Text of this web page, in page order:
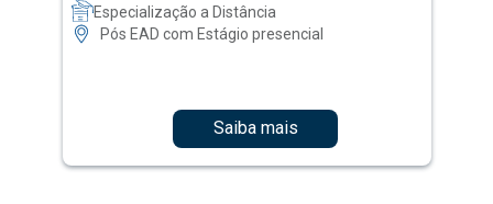
Especialização a Distância
Pós EAD com Estágio presencial
Saiba mais